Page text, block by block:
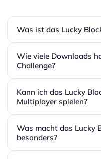
Was ist das Lucky
Wie viele Downloads
Challenge?
Kann ich das Lucky
Multiplayer spielen?
Was macht das Lucky
besonders?